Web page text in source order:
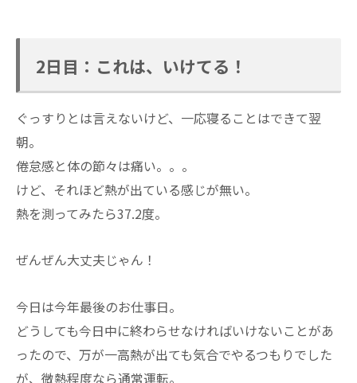
2日目：これは、いけてる！
ぐっすりとは言えないけど、一応寝ることはできて翌
朝。
倦怠感と体の節々は痛い。。。
けど、それほど熱が出ている感じが無い。
熱を測ってみたら37.2度。
ぜんぜん大丈夫じゃん！
今日は今年最後のお仕事日。
どうしても今日中に終わらせなければいけないことがあ
ったので、万が一高熱が出ても気合でやるつもりでした
が、微熱程度なら通常運転。